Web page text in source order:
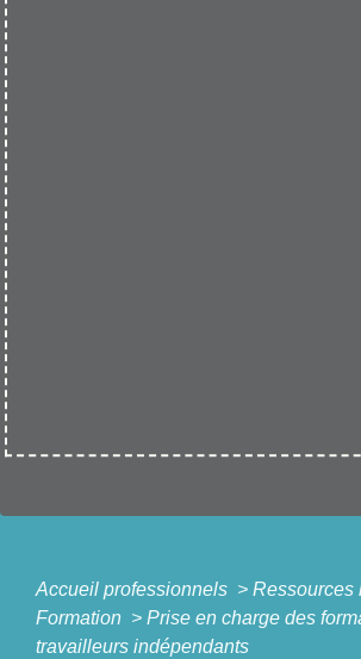
Accueil professionnels > Ressources
Formation > Prise en charge des
travailleurs indépendants